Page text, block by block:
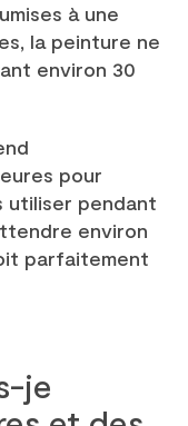
à une
la peinture ne
environ 30
pour
utiliser pendant
environ
parfaitement
je